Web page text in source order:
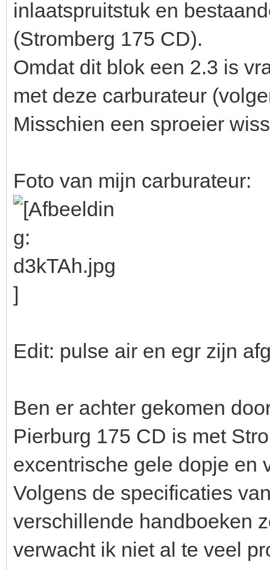
inlaatspruitstuk en
(Stromberg 175 CD).
Omdat dit blok een 2.3 is
met deze carburateur
Misschien een sproeier
Foto van mijn carburateur:
Edit: pulse air en egr zijn
Ben er achter gekomen
Pierburg 175 CD is met
excentrische gele dopje en
Volgens de specificaties
verschillende handboeken
verwacht ik niet al te veel